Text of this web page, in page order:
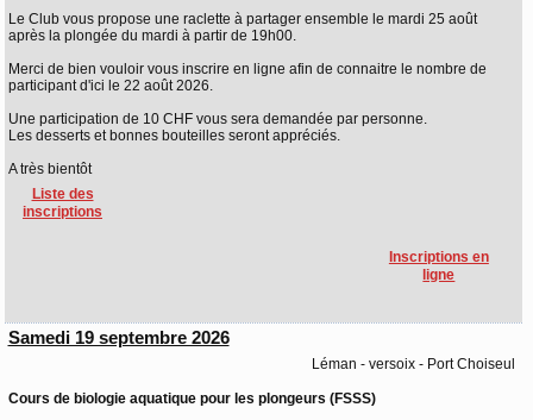
Le Club vous propose une raclette à partager ensemble le mardi 25 août
après la plongée du mardi à partir de 19h00.
Merci de bien vouloir vous inscrire en ligne afin de connaitre le nombre de
participant d'ici le 22 août 2026.
Une participation de 10 CHF vous sera demandée par personne.
Les desserts et bonnes bouteilles seront appréciés.
A très bientôt
Liste des
inscriptions
Inscriptions en
ligne
Samedi 19 septembre 2026
Léman - versoix - Port Choiseul
Cours de biologie aquatique pour les plongeurs (FSSS)